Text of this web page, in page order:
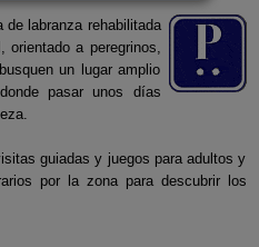
labranza rehabilitada
orientado a peregrinos,
un lugar amplio
pasar unos días
guiadas y juegos para adultos y
por la zona para descubrir los